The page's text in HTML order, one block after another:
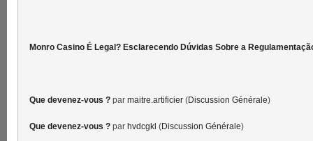
Monro Casino É Legal? Esclarecendo Dúvidas Sobre a
Que devenez-vous ? par maitre.artificier (Discussion Générale)
Que devenez-vous ? par hvdcgkl (Discussion Générale)